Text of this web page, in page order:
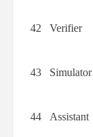
42 Verifier
43 Simulator
44 Assistant